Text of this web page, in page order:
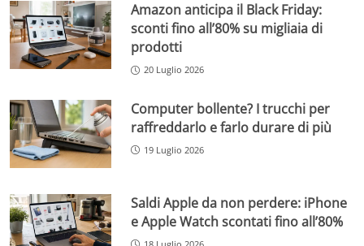
Amazon anticipa il Black Friday:
sconti fino all’80% su migliaia di
prodotti
20 Luglio 2026
Computer bollente? I trucchi per
raffreddarlo e farlo durare di più
19 Luglio 2026
Saldi Apple da non perdere: iPhone
e Apple Watch scontati fino all’80%